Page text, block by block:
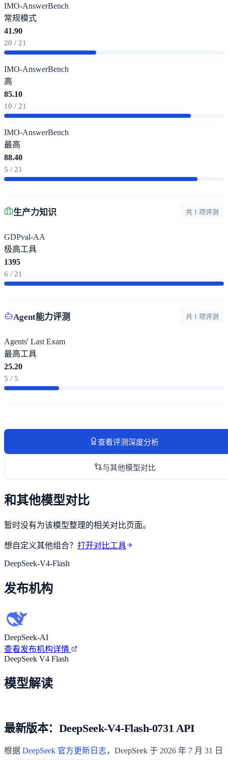
IMO-AnswerBench
常规模式
41.90
20 / 21
IMO-AnswerBench
高
85.10
10 / 21
IMO-AnswerBench
最高
88.40
5 / 21
生产力知识 共 1 项评测
GDPval-AA
极高工具
1395
6 / 21
Agent能力评测 共 1 项评测
Agents' Last Exam
最高工具
25.20
5 / 5
查看评测深度分析
与其他模型对比
和其他模型对比
暂时没有为该模型整理的相关对比页面。
想自定义其他组合？ 打开对比工具
DeepSeek-V4-Flash
发布机构
DeepSeek-AI
查看发布机构详情
DeepSeek V4 Flash
模型解读
最新版本：DeepSeek-V4-Flash-0731 API
根据 DeepSeek 官方更新日志，DeepSeek 于 2026 年 7 月 31 日